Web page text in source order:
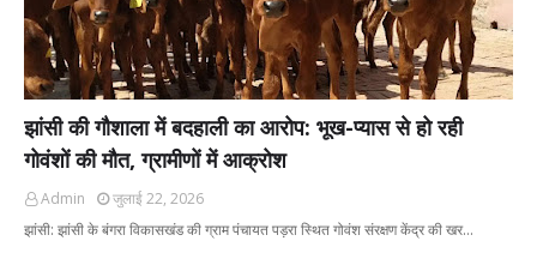
झांसी की गौशाला में बदहाली का आरोप: भूख-प्यास से हो रही
गोवंशों की मौत, ग्रामीणों में आक्रोश
Admin
जुलाई 22, 2026
झांसी: झांसी के बंगरा विकासखंड की ग्राम पंचायत पड़रा स्थित गोवंश संरक्षण केंद्र की खर…